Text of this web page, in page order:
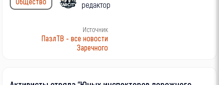
редактор
Источник
ПазлТВ - все новости
Заречного